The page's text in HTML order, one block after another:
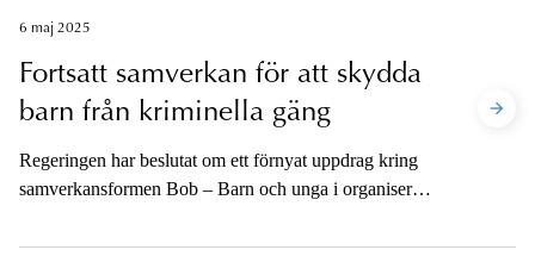
6 maj 2025
Fortsatt samverkan för att skydda
barn från kriminella gäng
Regeringen har beslutat om ett förnyat uppdrag kring
samverkansformen Bob – Barn och unga i organiserad